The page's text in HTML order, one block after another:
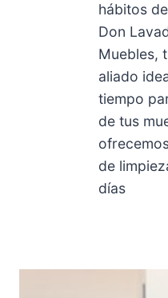
hábitos
Don
Muebles,
aliado
tiempo
de tus
de
días